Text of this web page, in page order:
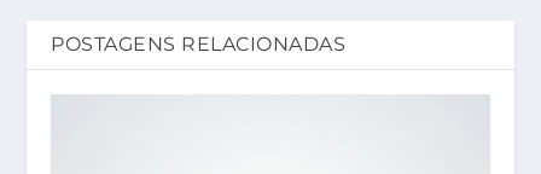
POSTAGENS RELACIONADAS